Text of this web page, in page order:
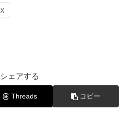
X
シェアする
Threads コピー